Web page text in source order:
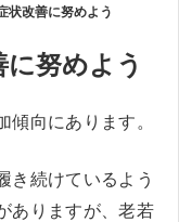
状改善に努めよう
努めよう
向にあります。
き続けているよう
ありますが、老若